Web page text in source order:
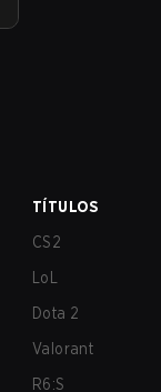
TÍTULOS
CS2
LoL
Dota 2
Valorant
R6:S